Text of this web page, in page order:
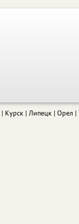
Курск Липецк Орел